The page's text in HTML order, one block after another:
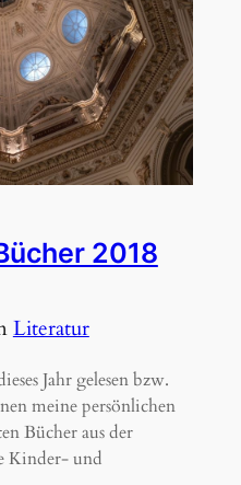
2018
Literatur
Jahr gelesen bzw.
meine persönlichen
Bücher aus der
Kinder- und